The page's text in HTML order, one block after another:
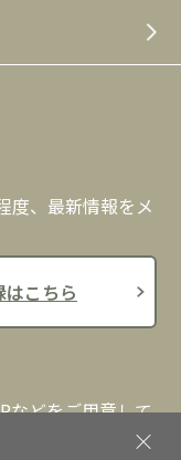
、最新情報をメ
こちら
などをご用意して